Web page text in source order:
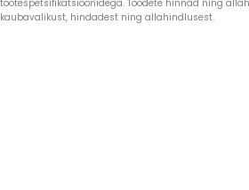
tootespetsifikatsioonidega. Toodete hinnad ning
kaubavalikust, hindadest ning allahindlusest.